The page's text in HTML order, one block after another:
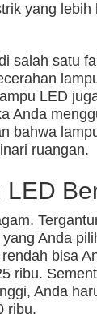
yang
salah satu
LED
Anda
bahwa
ruangan.
Anda
bisa
ribu.
Anda
ribu.